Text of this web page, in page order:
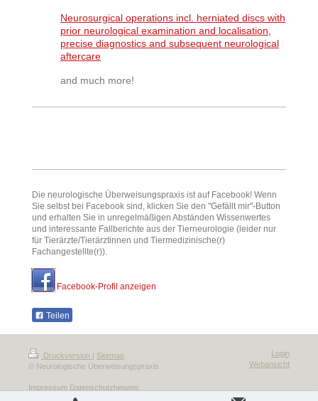
Neurosurgical operations incl. herniated discs with
prior neurological examination and localisation,
precise diagnostics and subsequent neurological
aftercare
and much more!
Die neurologische Überweisungspraxis ist auf Facebook! Wenn
Sie selbst bei Facebook sind, klicken Sie den "Gefällt mir"-Button
und erhalten Sie in unregelmäßigen Abständen Wissenwertes
und interessante Fallberichte aus der Tierneurologie (leider nur
für Tierärzte/Tierärztinnen und Tiermedizinische(r)
Fachangestellte(r)).
Facebook-Profil anzeigen
Teilen
Druckversion | Sitemap
© Neurologische Überweisungspraxis
Impressum Datenschutzhinweis
Login
Webansicht